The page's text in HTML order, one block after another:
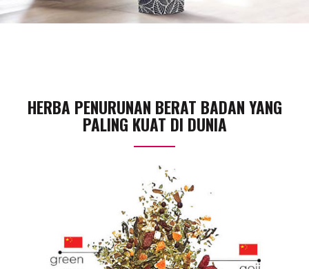
HERBA PENURUNAN BERAT BADAN YANG
PALING KUAT DI DUNIA